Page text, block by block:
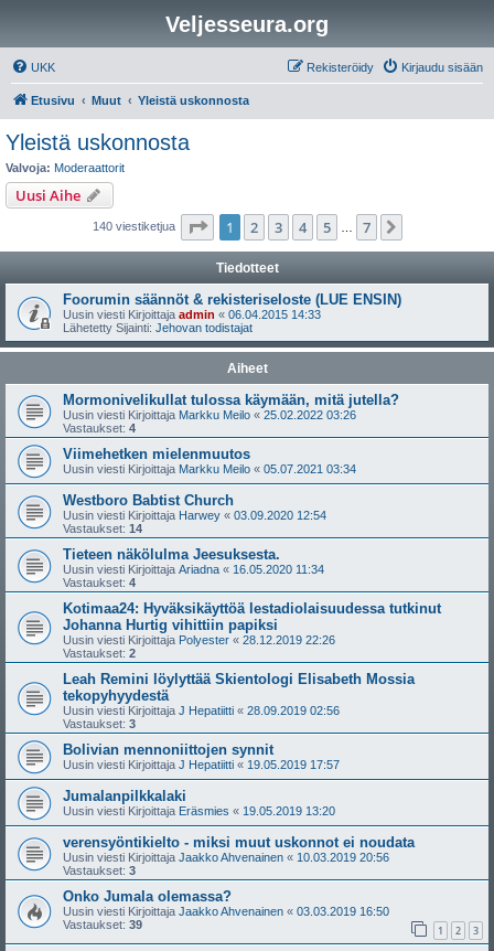
Veljesseura.org
UKK Kirjaudu sisään
Rekisteröidy
Etusivu Muut Yleistä uskonnosta
Yleistä uskonnosta
Valvoja: Moderaattorit
Uusi Aihe
140 viestiketjua Sivu /7
1 2 3 4 5 7
Tiedotteet
Foorumin säännöt & rekisteriseloste (LUE ENSIN)
Uusin viesti Kirjoittaja admin « 06.04.2015 14:33
Lähetetty Sijainti: Jehovan todistajat
Aiheet
Mormonivelikullat tulossa käymään, mitä jutella?
Uusin viesti Kirjoittaja Markku Meilo « 25.02.2022 03:26
Vastaukset: 4
Viimehetken mielenmuutos
Uusin viesti Kirjoittaja Markku Meilo « 05.07.2021 03:34
Westboro Babtist Church
Uusin viesti Kirjoittaja Harwey « 03.09.2020 12:54
Vastaukset: 14
Tieteen näkölulma Jeesuksesta.
Uusin viesti Kirjoittaja Ariadna « 16.05.2020 11:34
Vastaukset: 4
Kotimaa24: Hyväksikäyttöä lestadiolaisuudessa tutkinut
Johanna Hurtig vihittiin papiksi
Uusin viesti Kirjoittaja Polyester « 28.12.2019 22:26
Vastaukset: 2
Leah Remini löylyttää Skientologi Elisabeth Mossia
tekopyhyydestä
Uusin viesti Kirjoittaja J Hepatiitti « 28.09.2019 02:56
Vastaukset: 3
Bolivian mennoniittojen synnit
Uusin viesti Kirjoittaja J Hepatiitti « 19.05.2019 17:57
Jumalanpilkkalaki
Uusin viesti Kirjoittaja Eräsmies « 19.05.2019 13:20
verensyöntikielto - miksi muut uskonnot ei noudata
Uusin viesti Kirjoittaja Jaakko Ahvenainen « 10.03.2019 20:56
Vastaukset: 3
Onko Jumala olemassa?
Uusin viesti Kirjoittaja Jaakko Ahvenainen « 03.03.2019 16:50
Vastaukset: 39 1 2 3